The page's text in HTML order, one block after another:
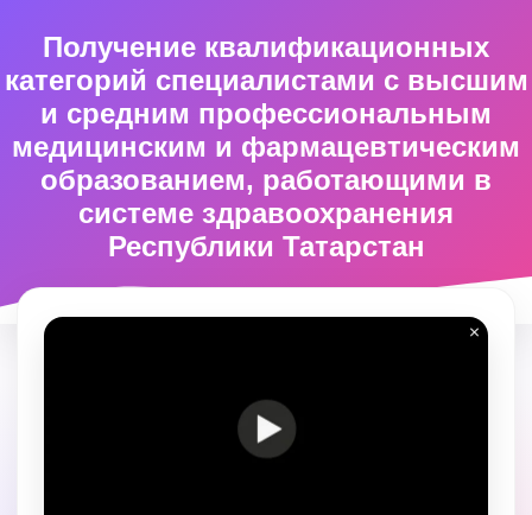
Получение квалификационных
категорий специалистами с высшим
и средним профессиональным
медицинским и фармацевтическим
образованием, работающими в
системе здравоохранения
Республики Татарстан